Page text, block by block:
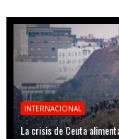
INTERNACIONAL
La crisis de Ceuta